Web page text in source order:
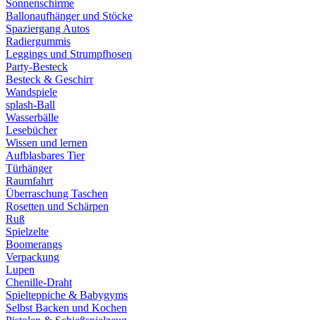
Sonnenschirme
Ballonaufhänger und Stöcke
Spaziergang Autos
Radiergummis
Leggings und Strumpfhosen
Party-Besteck
Besteck & Geschirr
Wandspiele
splash-Ball
Wasserbälle
Lesebücher
Wissen und lernen
Aufblasbares Tier
Türhänger
Raumfahrt
Überraschung Taschen
Rosetten und Schärpen
Ruß
Spielzelte
Boomerangs
Verpackung
Lupen
Chenille-Draht
Spielteppiche & Babygyms
Selbst Backen und Kochen